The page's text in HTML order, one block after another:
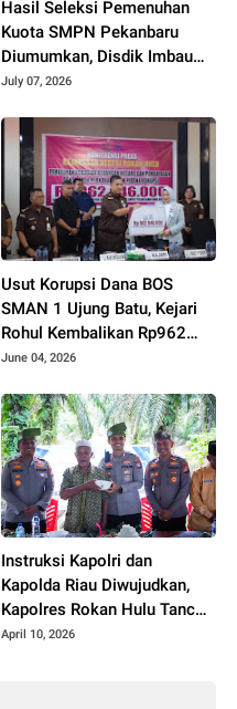
Hasil Seleksi Pemenuhan
Kuota SMPN Pekanbaru
Diumumkan, Disdik Imbau
Orang Tua Dampingi Anak
July 07, 2026
Usut Korupsi Dana BOS
SMAN 1 Ujung Batu, Kejari
Rohul Kembalikan Rp962
Juta dan Sita Aset Miliaran
June 04, 2026
Instruksi Kapolri dan
Kapolda Riau Diwujudkan,
Kapolres Rokan Hulu Tancap
Gas Bangun Jembatan
April 10, 2026